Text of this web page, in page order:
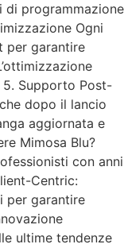
di programmazione
Ogni
per garantire
Supporto Post-
dopo il lancio
aggiornata e
Mimosa Blu?
con anni
Centric:
per garantire
ultime tendenze